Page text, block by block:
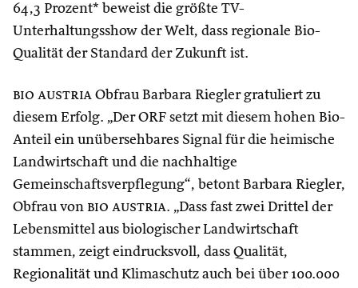
64,3 Prozent* beweist die größte TV-
Unterhaltungsshow der Welt, dass regionale Bio-
Qualität der Standard der Zukunft ist.
bio austria Obfrau Barbara Riegler gratuliert zu
diesem Erfolg. „Der ORF setzt mit diesem hohen Bio-
Anteil ein unübersehbares Signal für die heimische
Landwirtschaft und die nachhaltige
Gemeinschaftsverpflegung“, betont Barbara Riegler,
Obfrau von bio austria. „Dass fast zwei Drittel der
Lebensmittel aus biologischer Landwirtschaft
stammen, zeigt eindrucksvoll, dass Qualität,
Regionalität und Klimaschutz auch bei über 100.000